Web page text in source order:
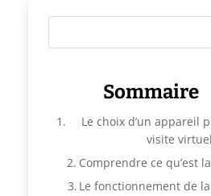
Sommaire
Le choix d’un appareil
visite
Comprendre ce qu’est
Le fonctionnement de